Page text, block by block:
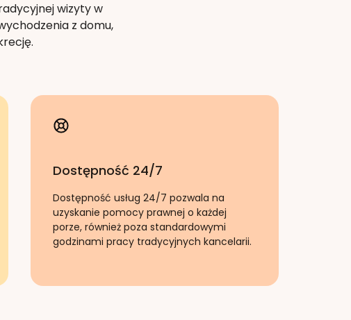
wizyty w
z domu,
Dostępność 24/7
Dostępność usług 24/7 pozwala na
uzyskanie pomocy prawnej o każdej
porze, również poza standardowymi
godzinami pracy tradycyjnych kancelarii.